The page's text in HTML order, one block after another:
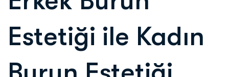
Estetiği ile Kadın